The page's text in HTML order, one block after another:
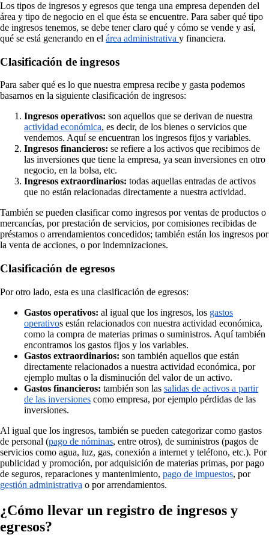
Los tipos de ingresos y egresos que tenga una empresa dependen del
área y tipo de negocio en el que ésta se encuentre. Para saber qué tipo
de ingresos tenemos, se debe tener claro qué y cómo se vende y así,
qué se está generando en el área administrativa y financiera.
Clasificación de ingresos
Para saber qué es lo que nuestra empresa recibe y gasta podemos
basarnos en la siguiente clasificación de ingresos:
Ingresos operativos: son aquellos que se derivan de nuestra
actividad económica, es decir, de los bienes o servicios que
vendemos. Aquí se encuentran los ingresos fijos y variables.
Ingresos financieros: se refiere a los activos que recibimos de
las inversiones que tiene la empresa, ya sean inversiones en otro
negocio, en la bolsa, etc.
Ingresos extraordinarios: todas aquellas entradas de activos
que no están relacionadas directamente a nuestra actividad.
También se pueden clasificar como ingresos por ventas de productos o
mercancías, por prestación de servicios, por comisiones recibidas de
préstamos o arrendamientos concedidos; también están los ingresos por
la venta de acciones, o por indemnizaciones.
Clasificación de egresos
Por otro lado, esta es una clasificación de egresos:
Gastos operativos: al igual que los ingresos, los gastos
operativos están relacionados con nuestra actividad económica,
como la compra de materias primas o suministros. Aquí también
encontramos los gastos fijos y los variables.
Gastos extraordinarios: son también aquellos que están
directamente relacionados a nuestra actividad económica, por
ejemplo multas o la disminución del valor de un activo.
Gastos financieros: también son las salidas de activos a partir
de las inversiones como empresa, por ejemplo pérdidas de las
inversiones.
Al igual que los ingresos, también se pueden categorizar como gastos
de personal (pago de nóminas, entre otros), de suministros (pagos de
servicios como agua, luz, gas, conexión a internet y teléfono, etc.). Por
publicidad y promoción, por adquisición de materias primas, por pago
de seguros, reparaciones y mantenimiento, pago de impuestos, por
gestión administrativa o por arrendamientos.
¿Cómo llevar un registro de ingresos y
egresos?